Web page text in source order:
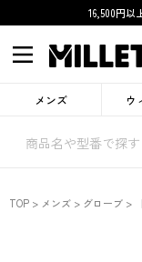
16,500円以
メンズ ウ
TOP メンズ グローブ